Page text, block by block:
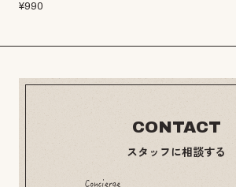
¥990
CONTACT
スタッフに相談する